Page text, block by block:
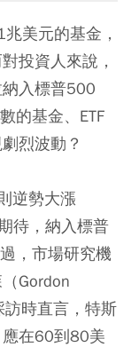
美元的基金，
投資人來說，
入標普500
的基金、ETF
烈波動？
逆勢大漲
待，納入標普
，市場研究機
Gordon
訪時直言，特斯
在60到80美